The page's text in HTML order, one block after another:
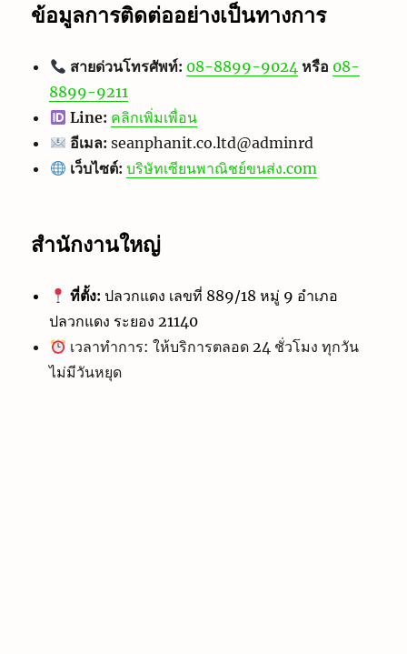
ข้อมูลการติดต่ออย่างเป็นทางการ
สายด่วนโทรศัพท์: 08-8899-9024 หรือ 08-
8899-9211
Line: คลิกเพิ่มเพื่อน
อีเมล: seanphanit.co.ltd@adminrd
เว็บไซต์: บริษัทเซียนพาณิชย์ขนส่ง.com
สำนักงานใหญ่
ที่ตั้ง: ปลวกแดง เลขที่ 889/18 หมู่ 9 อำเภอ
ปลวกแดง ระยอง 21140
เวลาทำการ: ให้บริการตลอด 24 ชั่วโมง ทุกวัน
ไม่มีวันหยุด